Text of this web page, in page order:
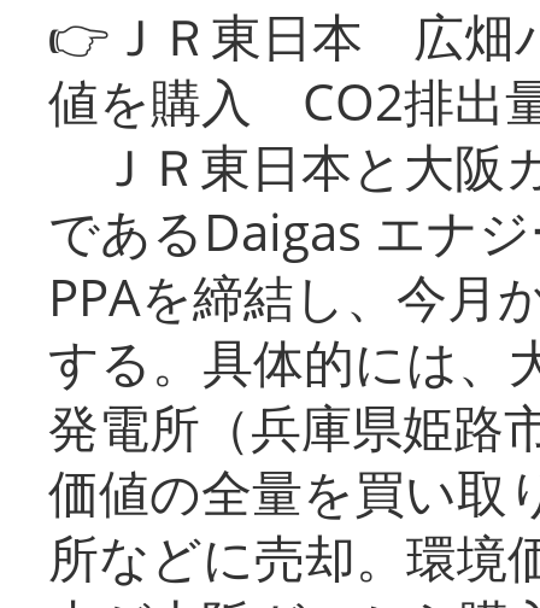
👉ＪＲ東日本 広畑
値を購入 CO2排出
ＪＲ東日本と大阪
であるDaigas エナ
PPAを締結し、今月
する。具体的には、
発電所（兵庫県姫路
価値の全量を買い取
所などに売却。環境